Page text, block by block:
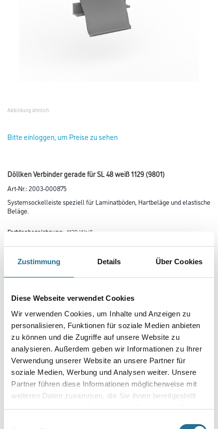
Zustimmung Details Über Cookies
Diese Webseite verwendet Cookies
Wir verwenden Cookies, um Inhalte und Anzeigen zu
personalisieren, Funktionen für soziale Medien anbieten
zu können und die Zugriffe auf unsere Website zu
analysieren. Außerdem geben wir Informationen zu Ihrer
Verwendung unserer Website an unsere Partner für
soziale Medien, Werbung und Analysen weiter. Unsere
Partner führen diese Informationen möglicherweise mit
weiteren Daten zusammen, die Sie ihnen bereitgestellt
haben oder die sie im Rahmen Ihrer Nutzung der Dienste
Abbildung ähnlich
Bitte einloggen, um Preise zu sehen
Döllken Verbinder gerade für SL 48 weiß 1129 (9801)
Art-Nr.:2003-000875
Systemsockelleiste speziell für Laminatböden, Hartbeläge und elastische
Beläge.
Farbtonbezeichnung: 1129 Weiß
Gebinde
Umrechnungsfaktoren